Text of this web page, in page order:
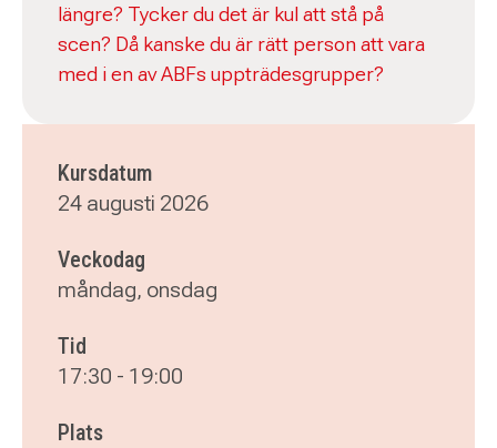
längre? Tycker du det är kul att stå på
scen? Då kanske du är rätt person att vara
med i en av ABFs uppträdesgrupper?
Kursdatum
24 augusti 2026
Veckodag
måndag, onsdag
Tid
17:30 - 19:00
Plats